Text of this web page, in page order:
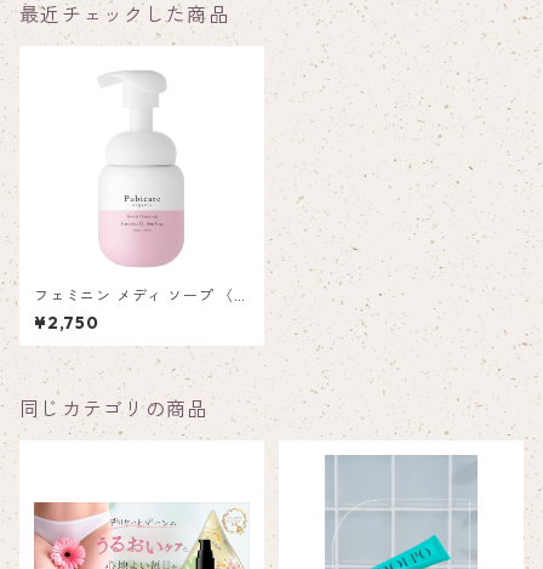
最近チェックした商品
フェミニン メディ ソープ 〈ロ
ーズ&イランイラン〉
¥2,750
同じカテゴリの商品